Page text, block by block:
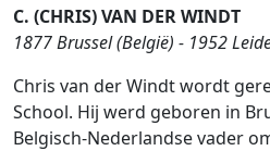
C. (CHRIS) VAN DER WINDT
1877 Brussel (België) - 1952
Chris van der Windt wordt
School. Hij werd geboren in
Belgisch-Nederlandse vader